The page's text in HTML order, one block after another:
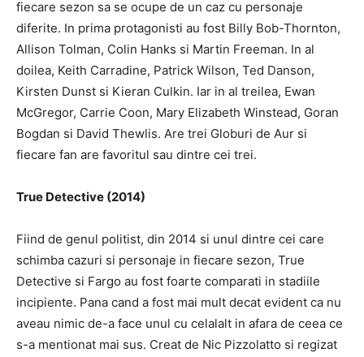
fiecare sezon sa se ocupe de un caz cu personaje
diferite. In prima protagonisti au fost Billy Bob-Thornton,
Allison Tolman, Colin Hanks si Martin Freeman. In al
doilea, Keith Carradine, Patrick Wilson, Ted Danson,
Kirsten Dunst si Kieran Culkin. Iar in al treilea, Ewan
McGregor, Carrie Coon, Mary Elizabeth Winstead, Goran
Bogdan si David Thewlis. Are trei Globuri de Aur si
fiecare fan are favoritul sau dintre cei trei.
True Detective (2014)
Fiind de genul politist, din 2014 si unul dintre cei care
schimba cazuri si personaje in fiecare sezon, True
Detective si Fargo au fost foarte comparati in stadiile
incipiente. Pana cand a fost mai mult decat evident ca nu
aveau nimic de-a face unul cu celalalt in afara de ceea ce
s-a mentionat mai sus. Creat de Nic Pizzolatto si regizat